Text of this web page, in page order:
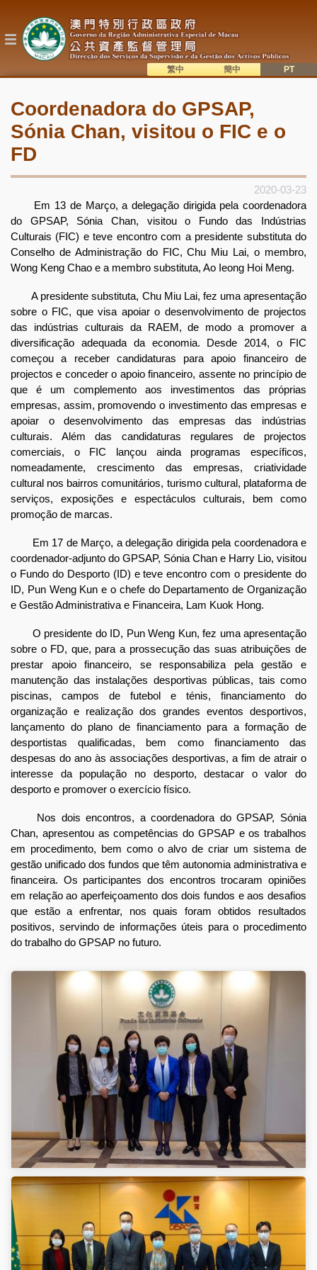
o
conteúdo
Coordenadora do GPSAP,
Sónia Chan, visitou o FIC e o
FD
2020-03-23
Em 13 de Março, a delegação dirigida pela coordenadora
do GPSAP, Sónia Chan, visitou o Fundo das Indústrias
Culturais (FIC) e teve encontro com a presidente substituta do
Conselho de Administração do FIC, Chu Miu Lai, o membro,
Wong Keng Chao e a membro substituta, Ao Ieong Hoi Meng.
A presidente substituta, Chu Miu Lai, fez uma apresentação
sobre o FIC, que visa apoiar o desenvolvimento de projectos
das indústrias culturais da RAEM, de modo a promover a
diversificação adequada da economia. Desde 2014, o FIC
começou a receber candidaturas para apoio financeiro de
projectos e conceder o apoio financeiro, assente no princípio de
que é um complemento aos investimentos das próprias
empresas, assim, promovendo o investimento das empresas e
apoiar o desenvolvimento das empresas das indústrias
culturais. Além das candidaturas regulares de projectos
comerciais, o FIC lançou ainda programas específicos,
nomeadamente, crescimento das empresas, criatividade
cultural nos bairros comunitários, turismo cultural, plataforma de
serviços, exposições e espectáculos culturais, bem como
promoção de marcas.
Em 17 de Março, a delegação dirigida pela coordenadora e
coordenador-adjunto do GPSAP, Sónia Chan e Harry Lio, visitou
o Fundo do Desporto (ID) e teve encontro com o presidente do
ID, Pun Weng Kun e o chefe do Departamento de Organização
e Gestão Administrativa e Financeira, Lam Kuok Hong.
O presidente do ID, Pun Weng Kun, fez uma apresentação
sobre o FD, que, para a prossecução das suas atribuições de
prestar apoio financeiro, se responsabiliza pela gestão e
manutenção das instalações desportivas públicas, tais como
piscinas, campos de futebol e ténis, financiamento do
organização e realização dos grandes eventos desportivos,
lançamento do plano de financiamento para a formação de
desportistas qualificadas, bem como financiamento das
despesas do ano às associações desportivas, a fim de atrair o
interesse da população no desporto, destacar o valor do
desporto e promover o exercício físico.
Nos dois encontros, a coordenadora do GPSAP, Sónia
Chan, apresentou as competências do GPSAP e os trabalhos
em procedimento, bem como o alvo de criar um sistema de
gestão unificado dos fundos que têm autonomia administrativa e
financeira. Os participantes dos encontros trocaram opiniões
em relação ao aperfeiçoamento dos dois fundos e aos desafios
que estão a enfrentar, nos quais foram obtidos resultados
positivos, servindo de informações úteis para o procedimento
do trabalho do GPSAP no futuro.